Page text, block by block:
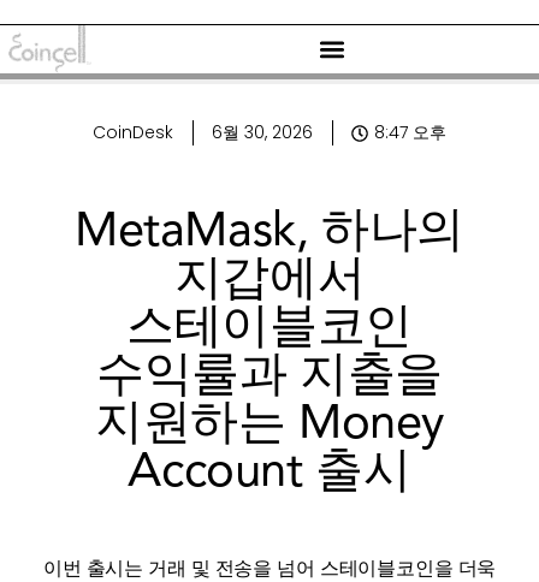
CoinDesk 6월 30, 2026 8:47 오후
MetaMask, 하나의
지갑에서
스테이블코인
수익률과 지출을
지원하는 Money
Account 출시
이번 출시는 거래 및 전송을 넘어 스테이블코인을 더욱